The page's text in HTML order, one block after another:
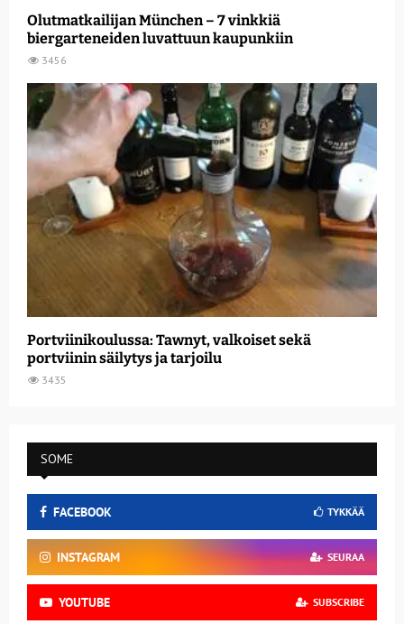
Olutmatkailijan München – 7 vinkkiä
biergarteneiden luvattuun kaupunkiin
3456
Portviinikoulussa: Tawnyt, valkoiset sekä
portviinin säilytys ja tarjoilu
3435
SOME
FACEBOOK TYKKÄÄ
INSTAGRAM SEURAA
YOUTUBE SUBSCRIBE